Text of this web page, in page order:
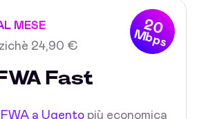
20
Mbps
MESE
24,90 €
Fast
a Ugento più economica